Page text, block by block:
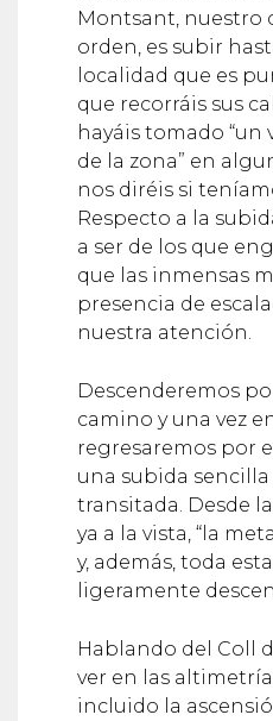
Montsant, nuestro
orden, es subir
localidad que es
que recorráis sus
hayáis tomado
de la zona” en
nos diréis si
Respecto a la
a ser de los que
que las inmensas
presencia de
nuestra atención.
Descenderemos
camino y una vez
regresaremos por
una subida sencilla
transitada. Desde
ya a la vista, “la
y, además, toda
ligeramente
Hablando del Coll
ver en las
incluido la